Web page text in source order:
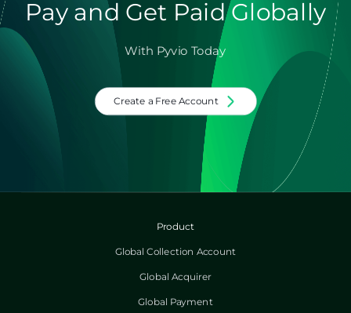
Pay and Get Paid Globally
With Pyvio Today
Create a Free Account
Product
Global Collection Account
Global Acquirer
Global Payment